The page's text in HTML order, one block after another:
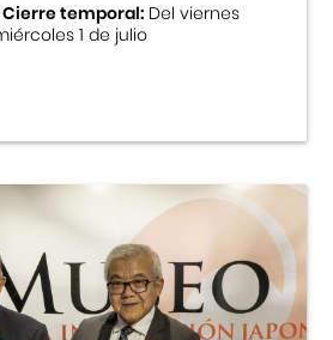
Japonés
temporal:Del viernes
1 de julio